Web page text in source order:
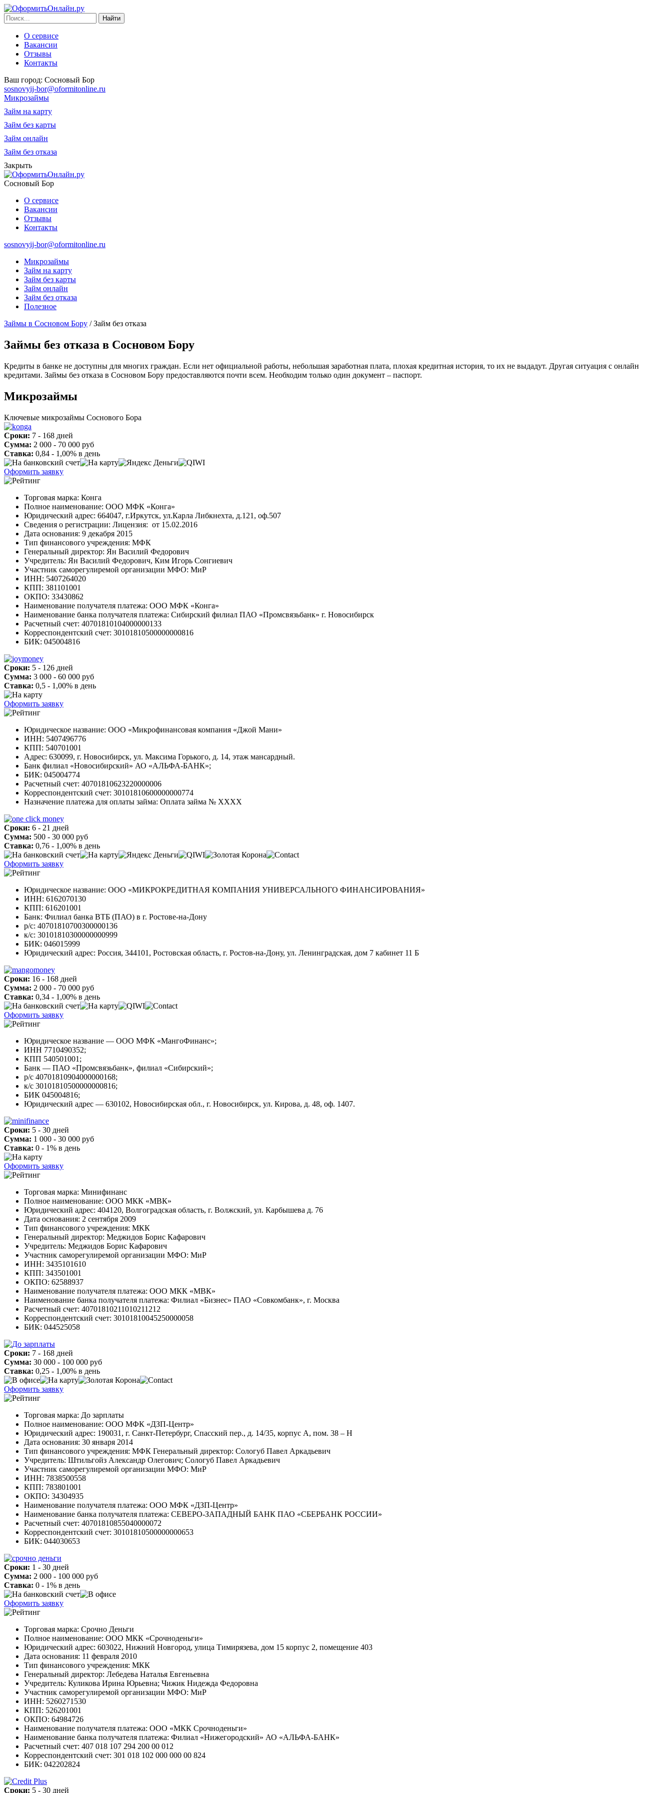
О сервисе
Вакансии
Отзывы
Контакты
Ваш город: Сосновый Бор
sosnovyij-bor@oformitonline.ru
Микрозаймы
Займ на карту
Займ без карты
Займ онлайн
Займ без отказа
Закрыть
Сосновый Бор
О сервисе
Вакансии
Отзывы
Контакты
sosnovyij-bor@oformitonline.ru
Микрозаймы
Займ на карту
Займ без карты
Займ онлайн
Займ без отказа
Полезное
Займы в Сосновом Бору / Займ без отказа
Займы без отказа в Сосновом Бору
Кредиты в банке не доступны для многих граждан. Если нет официальной работы, небольшая заработная плата, плохая кредитная история, то их не выдадут. Другая ситуация с онлайн
кредитами. Займы без отказа в Сосновом Бору предоставляются почти всем. Необходим только один документ – паспорт.
Микрозаймы
Ключевые микрозаймы Соснового Бора
Сроки: 7 - 168 дней
Сумма: 2 000 - 70 000 руб
Ставка: 0,84 - 1,00% в день
Оформить заявку
Торговая марка: Конга
Полное наименование: ООО МФК «Конга»
Юридический адрес: 664047, г.Иркутск, ул.Карла Либкнехта, д.121, оф.507
Сведения о регистрации: Лицензия: от 15.02.2016
Дата основания: 9 декабря 2015
Тип финансового учреждения: МФК
Генеральный директор: Ян Василий Федорович
Учредитель: Ян Василий Федорович, Ким Игорь Сонгиевич
Участник саморегулиремой организации МФО: МиР
ИНН: 5407264020
КПП: 381101001
ОКПО: 33430862
Наименование получателя платежа: OOO МФК «Конга»
Наименование банка получателя платежа: Сибирский филиал ПАО «Промсвязьбанк» г. Новосибирск
Расчетный счет: 40701810104000000133
Корреспондентский счет: 30101810500000000816
БИК: 045004816
Сроки: 5 - 126 дней
Сумма: 3 000 - 60 000 руб
Ставка: 0,5 - 1,00% в день
Оформить заявку
Юридическое название: ООО «Микрофинансовая компания «Джой Мани»
ИНН: 5407496776
КПП: 540701001
Aдрес: 630099, г. Новосибирск, ул. Максима Горького, д. 14, этаж мансардный.
Банк филиал «Новосибирский» АО «АЛЬФА-БАНК»;
БИК: 045004774
Расчетный счет: 40701810623220000006
Корреспондентский счет: 30101810600000000774
Назначение платежа для оплаты займа: Оплата займа № ХХХХ
Сроки: 6 - 21 дней
Сумма: 500 - 30 000 руб
Ставка: 0,76 - 1,00% в день
Оформить заявку
Юридическое название: ООО «МИКРОКРЕДИТНАЯ КОМПАНИЯ УНИВЕРСАЛЬНОГО ФИНАНСИРОВАНИЯ»
ИНН: 6162070130
КПП: 616201001
Банк: Филиал банка ВТБ (ПАО) в г. Ростове-на-Дону
р/с: 40701810700300000136
к/с: 30101810300000000999
БИК: 046015999
Юридический адрес: Россия, 344101, Ростовская область, г. Ростов-на-Дону, ул. Ленинградская, дом 7 кабинет 11 Б
Сроки: 16 - 168 дней
Сумма: 2 000 - 70 000 руб
Ставка: 0,34 - 1,00% в день
Оформить заявку
Юридическое название — ООО МФК «МангоФинанс»;
ИНН 7710490352;
КПП 540501001;
Банк — ПАО «Промсвязьбанк», филиал «Сибирский»;
р/с 40701810904000000168;
к/с 30101810500000000816;
БИК 045004816;
Юридический адрес — 630102, Новосибирская обл., г. Новосибирск, ул. Кирова, д. 48, оф. 1407.
Сроки: 5 - 30 дней
Сумма: 1 000 - 30 000 руб
Ставка: 0 - 1% в день
Оформить заявку
Торговая марка: Минифинанс
Полное наименование: ООО МКК «МВК»
Юридический адрес: 404120, Волгоградская область, г. Волжский, ул. Карбышева д. 76
Дата основания: 2 сентября 2009
Тип финансового учреждения: МКК
Генеральный директор: Меджидов Борис Кафарович
Учредитель: Меджидов Борис Кафарович
Участник саморегулиремой организации МФО: МиР
ИНН: 3435101610
КПП: 343501001
ОКПО: 62588937
Наименование получателя платежа: ООО МКК «МВК»
Наименование банка получателя платежа: Филиал «Бизнес» ПАО «Совкомбанк», г. Москва
Расчетный счет: 40701810211010211212
Корреспондентский счет: 30101810045250000058
БИК: 044525058
Сроки: 7 - 168 дней
Сумма: 30 000 - 100 000 руб
Ставка: 0,25 - 1,00% в день
Оформить заявку
Торговая марка: До зарплаты
Полное наименование: ООО МФК «ДЗП-Центр»
Юридический адрес: 190031, г. Санкт-Петербург, Спасский пер., д. 14/35, корпус А, пом. 38 – Н
Дата основания: 30 января 2014
Тип финансового учреждения: МФК Генеральный директор: Сологуб Павел Аркадьевич
Учредитель: Штильгойз Александр Олегович; Сологуб Павел Аркадьевич
Участник саморегулиремой организации МФО: МиР
ИНН: 7838500558
КПП: 783801001
ОКПО: 34304935
Наименование получателя платежа: ООО МФК «ДЗП-Центр»
Наименование банка получателя платежа: СЕВЕРО-ЗАПАДНЫЙ БАНК ПАО «СБЕРБАНК РОССИИ»
Расчетный счет: 40701810855040000072
Корреспондентский счет: 30101810500000000653
БИК: 044030653
Сроки: 1 - 30 дней
Сумма: 2 000 - 100 000 руб
Ставка: 0 - 1% в день
Оформить заявку
Торговая марка: Срочно Деньги
Полное наименование: ООО МКК «Срочноденьги»
Юридический адрес: 603022, Нижний Новгород, улица Тимирязева, дом 15 корпус 2, помещение 403
Дата основания: 11 февраля 2010
Тип финансового учреждения: МКК
Генеральный директор: Лебедева Наталья Евгеньевна
Учредитель: Куликова Ирина Юрьевна; Чижик Нидежда Федоровна
Участник саморегулиремой организации МФО: МиР
ИНН: 5260271530
КПП: 526201001
ОКПО: 64984726
Наименование получателя платежа: ООО «МКК Срочноденьги»
Наименование банка получателя платежа: Филиал «Нижегородский» АО «АЛЬФА-БАНК»
Расчетный счет: 407 018 107 294 200 00 012
Корреспондентский счет: 301 018 102 000 000 00 824
БИК: 042202824
Сроки: 5 - 30 дней